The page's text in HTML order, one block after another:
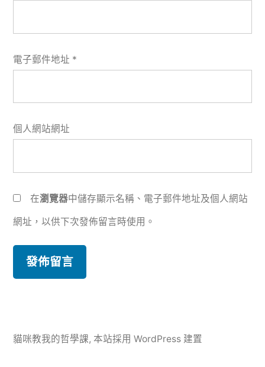
電子郵件地址 *
個人網站網址
在瀏覽器中儲存顯示名稱、電子郵件地址及個人網站
網址，以供下次發佈留言時使用。
貓咪教我的哲學課, 本站採用 WordPress 建置